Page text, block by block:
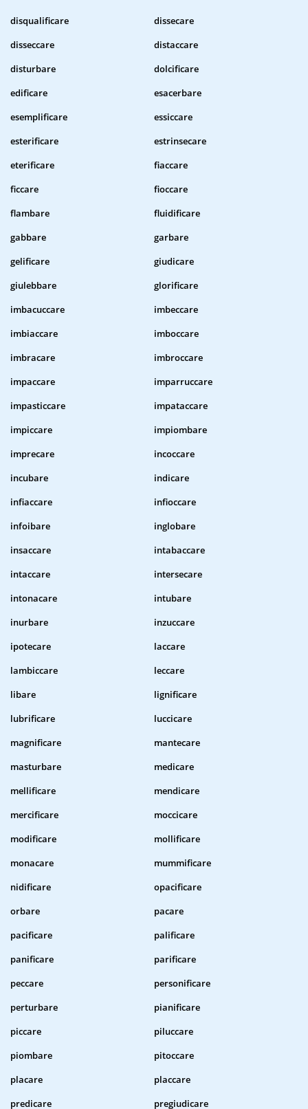
disqualificare
dissecare
disseccare
distaccare
disturbare
dolcificare
edificare
esacerbare
esemplificare
essiccare
esterificare
estrinsecare
eterificare
fiaccare
ficcare
fioccare
flambare
fluidificare
gabbare
garbare
gelificare
giudicare
giulebbare
glorificare
imbacuccare
imbeccare
imbiaccare
imboccare
imbracare
imbroccare
impaccare
imparruccare
impasticcare
impataccare
impiccare
impiombare
imprecare
incoccare
incubare
indicare
infiaccare
infioccare
infoibare
inglobare
insaccare
intabaccare
intaccare
intersecare
intonacare
intubare
inurbare
inzuccare
ipotecare
laccare
lambiccare
leccare
libare
lignificare
lubrificare
luccicare
magnificare
mantecare
masturbare
medicare
mellificare
mendicare
mercificare
moccicare
modificare
mollificare
monacare
mummificare
nidificare
opacificare
orbare
pacare
pacificare
palificare
panificare
parificare
peccare
personificare
perturbare
pianificare
piccare
piluccare
piombare
pitoccare
placare
placcare
predicare
pregiudicare